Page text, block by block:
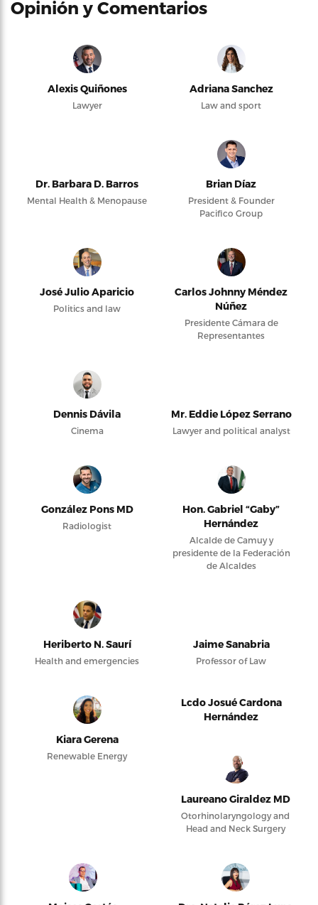
Opinión y Comentarios
Alexis Quiñones
Lawyer
Adriana Sanchez
Law and sport
Dr. Barbara D. Barros
Mental Health & Menopause
Brian Díaz
President & Founder
Pacifico Group
José Julio Aparicio
Politics and law
Carlos Johnny Méndez
Núñez
Presidente Cámara de
Representantes
Dennis Dávila
Cinema
Mr. Eddie López Serrano
Lawyer and political analyst
González Pons MD
Radiologist
Hon. Gabriel “Gaby”
Hernández
Alcalde de Camuy y
presidente de la Federación
de Alcaldes
Heriberto N. Saurí
Health and emergencies
Jaime Sanabria
Professor of Law
Kiara Gerena
Renewable Energy
Lcdo Josué Cardona
Hernández
Laureano Giraldez MD
Otorhinolaryngology and
Head and Neck Surgery